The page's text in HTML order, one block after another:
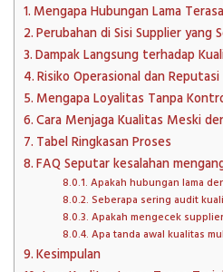
Mengapa Hubungan Lama
Perubahan di Sisi Supplier yang
Dampak Langsung terhadap
Risiko Operasional dan Reputasi
Mengapa Loyalitas Tanpa
Cara Menjaga Kualitas Meski
Tabel Ringkasan Proses
FAQ Seputar kesalahan
Apakah hubungan lama
Seberapa sering audit
Apakah mengecek
Apa tanda awal kualitas
Kesimpulan